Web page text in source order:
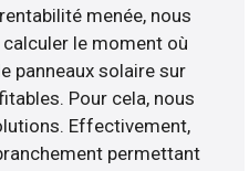
menée, nous
le moment où
panneaux solaire sur
Pour cela, nous
Effectivement,
permettant